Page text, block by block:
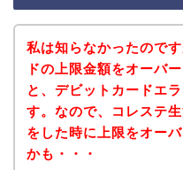
私は知らなかったので
ドの上限金額をオーバ
と、デビットカードエ
す。なので、コレステ
をした時に上限をオー
かも・・・